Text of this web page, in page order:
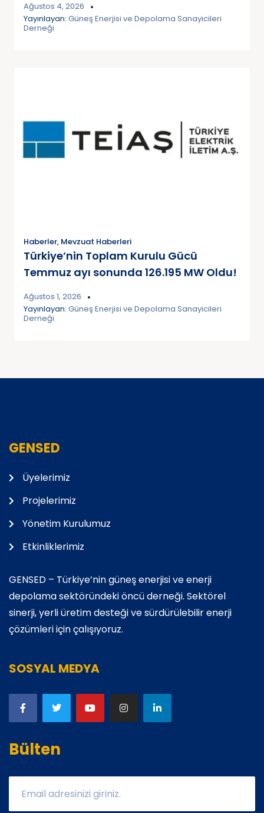
Ağustos 4, 2026
Yayınlayan: Güneş Enerjisi ve Depolama Sanayicileri
Derneği
Haberler, Mevzuat Haberleri
Türkiye’nin Toplam Kurulu Gücü
Temmuz ayı sonunda 126.195 MW Oldu!
Ağustos 1, 2026
Yayınlayan: Güneş Enerjisi ve Depolama Sanayicileri
Derneği
GENSED
Üyelerimiz
Projelerimiz
Yönetim Kurulumuz
Etkinliklerimiz
GENSED – Türkiye’nin güneş enerjisi ve enerji
depolama sektöründeki öncü derneği. Sektörel
sinerji, yerli üretim desteği ve sürdürülebilir enerji
çözümleri için çalışıyoruz.
SOSYAL MEDYA
Bülten